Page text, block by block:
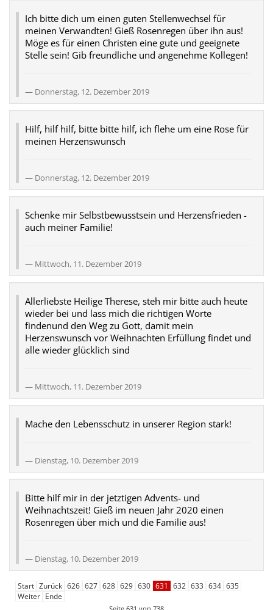
Ich bitte dich um einen guten Stellenwechsel für
meinen Verwandten! Gieß Rosenregen über ihn aus!
Möge es für einen Christen eine gute und geeignete
Stelle sein! Gib freundliche und angenehme Kollegen!
Donnerstag, 12. Dezember 2019
Hilf, hilf hilf, bitte bitte hilf, ich flehe um eine Rose für
meinen Herzenswunsch
Donnerstag, 12. Dezember 2019
Schenke mir Selbstbewusstsein und Herzensfrieden -
auch meiner Familie!
Mittwoch, 11. Dezember 2019
Allerliebste Heilige Therese, steh mir bitte auch heute
wieder bei und lass mich die richtigen Worte
findenund den Weg zu Gott, damit mein
Herzenswunsch vor Weihnachten Erfüllung findet und
alle wieder glücklich sind
Mittwoch, 11. Dezember 2019
Mache den Lebensschutz in unserer Region stark!
Dienstag, 10. Dezember 2019
Bitte hilf mir in der jetztigen Advents- und
Weihnachtszeit! Gieß im neuen Jahr 2020 einen
Rosenregen über mich und die Familie aus!
Dienstag, 10. Dezember 2019
Start Zurück 626 627 628 629 630 631 632 633 634 635
Weiter Ende